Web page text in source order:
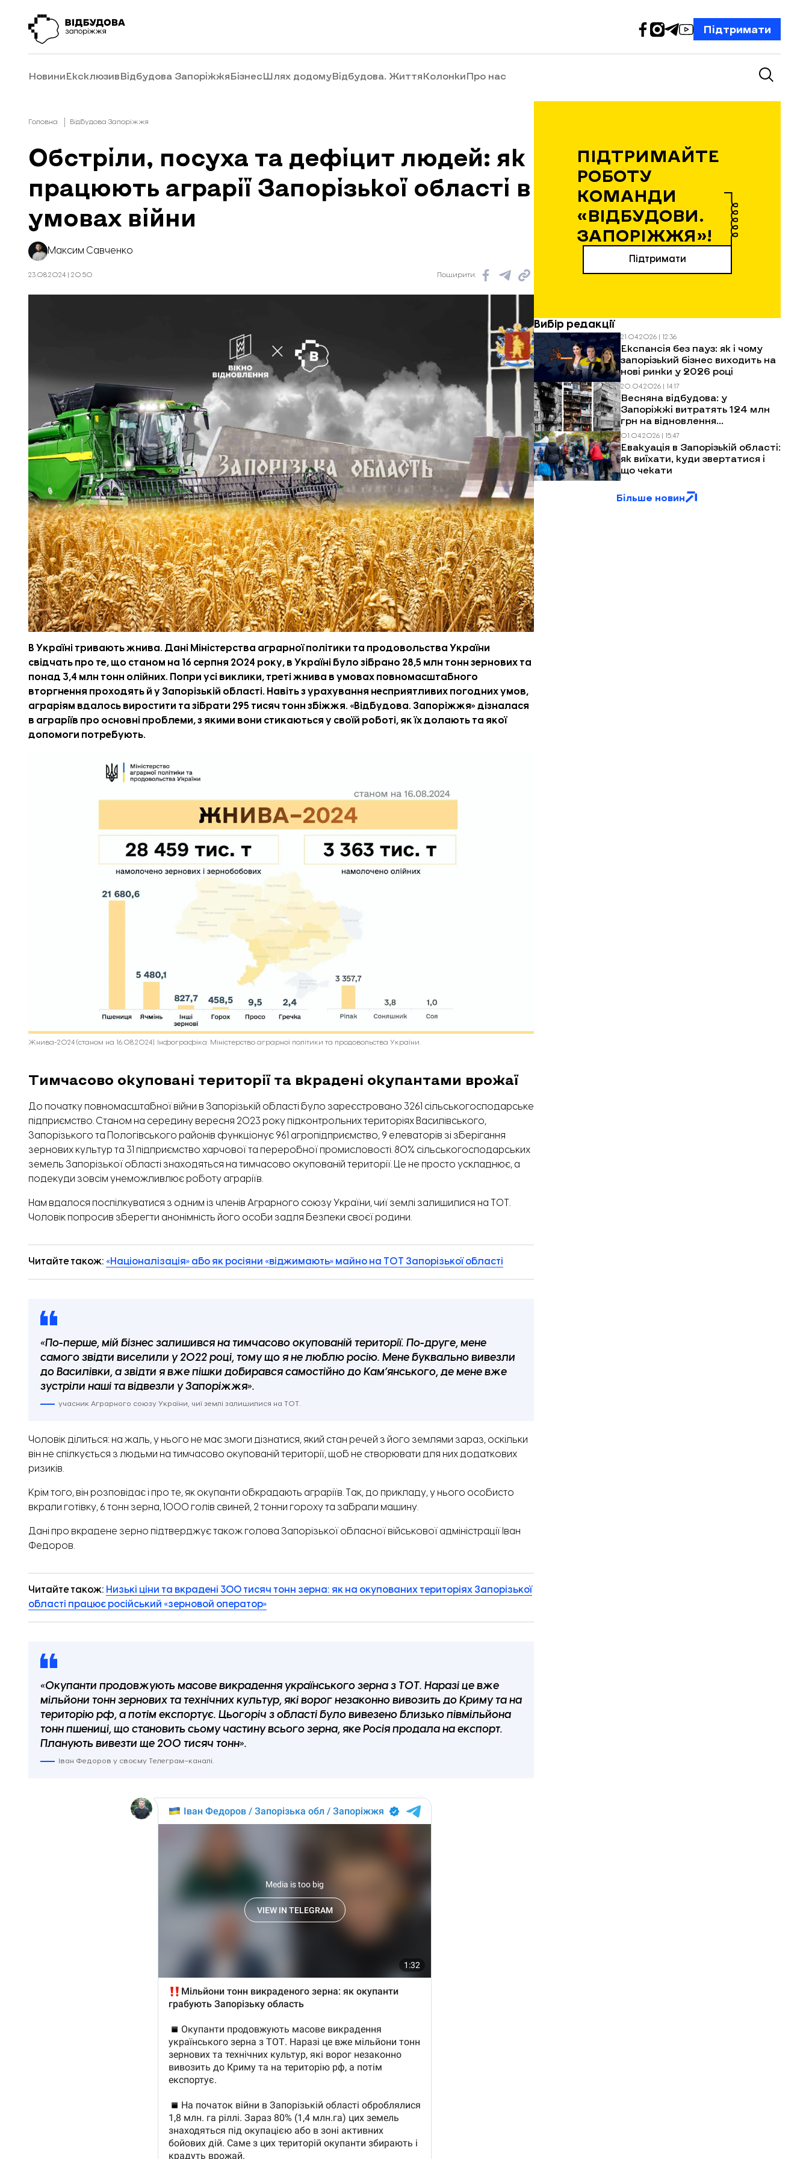
Підтримати
НовиниЕксклюзивВідбудова ЗапоріжжяБізнесШлях додомуВідбудова. ЖиттяКолонкиПро нас
Головна Відбудова Запоріжжя
Обстріли, посуха та дефіцит людей: як
працюють аграрії Запорізької області в
умовах війни
Максим Савченко
23.08.2024 | 20:50 Поширити:
В Україні тривають жнива. Дані Міністерства аграрної політики та продовольства України
свідчать про те, що станом на 16 серпня 2024 року, в Україні було зібрано 28,5 млн тонн зернових та
понад 3,4 млн тонн олійних. Попри усі виклики, треті жнива в умовах повномасштабного
вторгнення проходять й у Запорізькій області. Навіть з урахування несприятливих погодних умов,
аграріям вдалось виростити та зібрати 295 тисяч тонн збіжжя. «Відбудова. Запоріжжя» дізналася
в аграріїв про основні проблеми, з якими вони стикаються у своїй роботі, як їх долають та якої
допомоги потребують.
Жнива-2024 (станом на 16.08.2024). Інфографіка: Міністерство аграрної політики та продовольства України.
Тимчасово окуповані території та вкрадені окупантами врожаї
До початку повномасштабної війни в Запорізькій області було зареєстровано 3261 сільськогосподарське
підприємство. Станом на середину вересня 2023 року підконтрольних територіях Василівського,
Запорізького та Пологівського районів функціонує 961 агропідприємство, 9 елеваторів зі зберігання
зернових культур та 31 підприємство харчової та переробної промисловості. 80% сільськогосподарських
земель Запорізької області знаходяться на тимчасово окупованій території. Це не просто ускладнює, а
подекуди зовсім унеможливлює роботу аграріїв.
Нам вдалося поспілкуватися з одним із членів Аграрного союзу України, чиї землі залишилися на ТОТ.
Чоловік попросив зберегти анонімність його особи задля безпеки своєї родини.
Читайте також: «Націоналізація» або як росіяни «віджимають» майно на ТОТ Запорізької області
«По-перше, мій бізнес залишився на тимчасово окупованій території. По-друге, мене
самого звідти виселили у 2022 році, тому що я не люблю росію. Мене буквально вивезли
до Василівки, а звідти я вже пішки добирався самостійно до Кам’янського, де мене вже
зустріли наші та відвезли у Запоріжжя».
учасник Аграрного союзу України, чиї землі залишилися на ТОТ.
Чоловік ділиться: на жаль, у нього не має змоги дізнатися, який стан речей з його землями зараз, оскільки
він не спілкується з людьми на тимчасово окупованій території, щоб не створювати для них додаткових
ризиків.
Крім того, він розповідає і про те, як окупанти обкрадають аграріїв. Так, до прикладу, у нього особисто
вкрали готівку, 6 тонн зерна, 1000 голів свиней, 2 тонни гороху та забрали машину.
Дані про вкрадене зерно підтверджує також голова Запорізької обласної військової адміністрації Іван
Федоров.
Читайте також: Низькі ціни та вкрадені 300 тисяч тонн зерна: як на окупованих територіях Запорізької
області працює російський «зерновой оператор»
«Окупанти продовжують масове викрадення українського зерна з ТОТ. Наразі це вже
мільйони тонн зернових та технічних культур, які ворог незаконно вивозить до Криму та на
територію рф, а потім експортує. Цьогоріч з області було вивезено близько півмільйона
тонн пшениці, що становить сьому частину всього зерна, яке Росія продала на експорт.
Планують вивезти ще 200 тисяч тонн».
Іван Федоров у своєму Телеграм–каналі.
ПІДТРИМАЙТЕ
РОБОТУ
КОМАНДИ
«ВІДБУДОВИ.
ЗАПОРІЖЖЯ»!
Підтримати
Вибір редакції
21.04.2026 | 12:36
Експансія без пауз: як і чому
запорізький бізнес виходить на
нові ринки у 2026 році
20.04.2026 | 14:17
Весняна відбудова: у
Запоріжжі витратять 124 млн
грн на відновлення
багатоповерхівок після
обстрілів
01.04.2026 | 15:47
Евакуація в Запорізькій області:
як виїхати, куди звертатися і
що чекати
Більше новин